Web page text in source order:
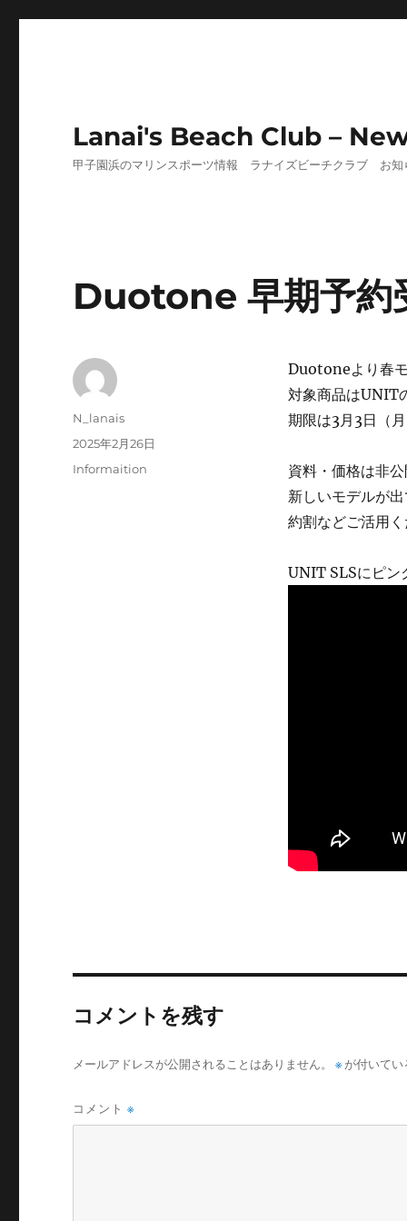
Lanai's Beach Club –
甲子園浜のマリンスポーツ情報 ラナイズビーチクラブ お知
Duotone 早期予約
Duotoneより春モ
対象商品はUNIT
期限は3月3日（
資料・価格は非
新しいモデルが
約割などご活用く
UNIT SLSにピン
投
N_lanais
投
2025年2月26日
カ
Informaition
コメントを残す
メールアドレスが公開されることはありません。 ※ が付いて
コメント※